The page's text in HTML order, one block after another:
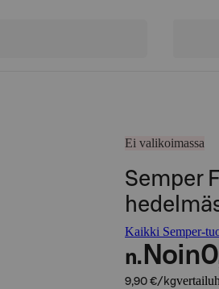
Ei valikoimassa
Semper
Kaikki Semper-
n. Noin
9,90 €/kg